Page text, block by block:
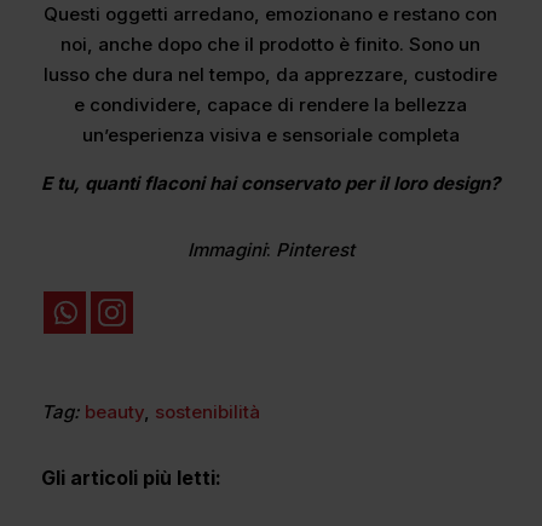
Questi oggetti arredano, emozionano e restano con
noi, anche dopo che il prodotto è finito. Sono un
lusso che dura nel tempo, da apprezzare, custodire
e condividere, capace di rendere la bellezza
un’esperienza visiva e sensoriale completa
E tu, quanti flaconi hai conservato per il loro design?
Immagini: Pinterest
Tag: beauty, sostenibilità
Gli articoli più letti: